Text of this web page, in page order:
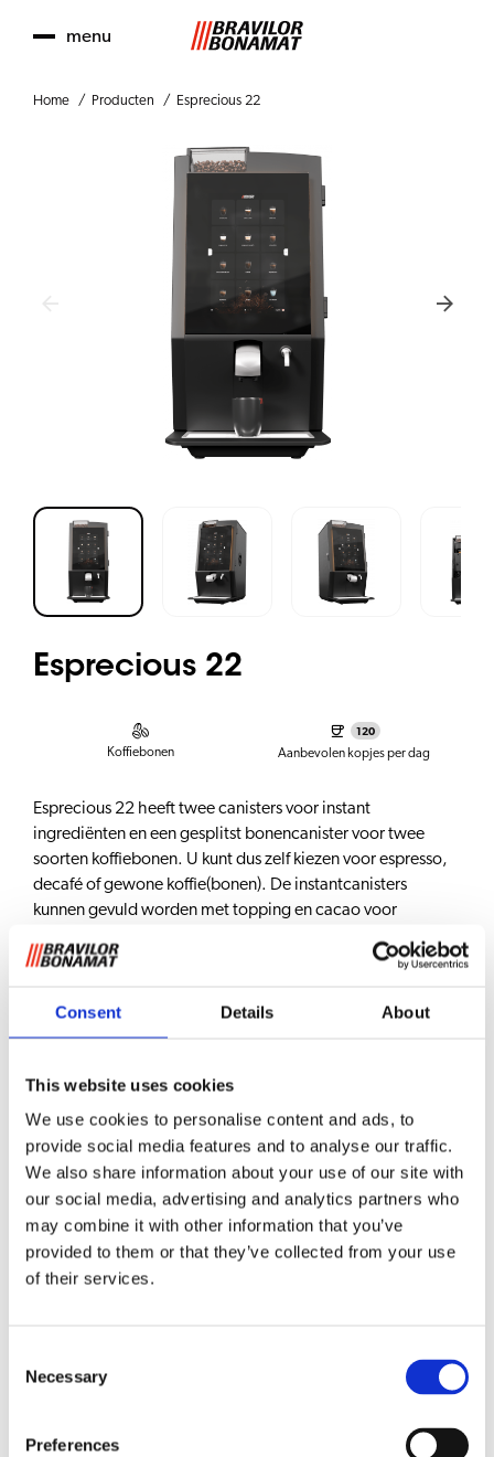
Consent Details About
This website uses cookies
We use cookies to personalise content and ads, to
provide social media features and to analyse our traffic.
We also share information about your use of our site with
our social media, advertising and analytics partners who
may combine it with other information that you’ve
provided to them or that they’ve collected from your use
of their services.
Selection
Necessary
Preferences
menu
Home Producten Esprecious 22
Esprecious 22
Koffiebonen
120
Aanbevolen kopjes per dag
Esprecious 22 heeft twee canisters voor instant
ingrediënten en een gesplitst bonencanister voor twee
soorten koffiebonen. U kunt dus zelf kiezen voor espresso,
decafé of gewone koffie(bonen). De instantcanisters
kunnen gevuld worden met topping en cacao voor
melange en warme chocolademelk.
Kenmerken Esprecious 22
Gebruiksgemak: intuïtief touchscreen
Dubbele uitloop: serveert twee dranken tegelijk
Professionele grinder en brewer: voor de perfecte
maling en koffie-extractie
Afzonderlijk instelbare mogelijkheden m.b.t.
temperatuur, water/koffie-ratio, etc.
Service- en onderhoudsvriendelijk
Hoge in-cup kwaliteit dankzij automatisch
spoelprogramma